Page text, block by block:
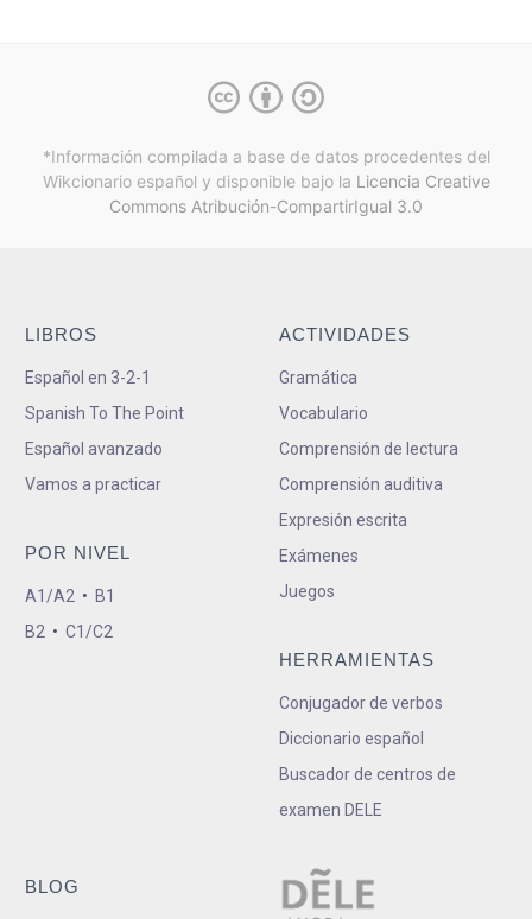
*Información compilada a base de datos procedentes del
Wikcionario español y disponible bajo la Licencia Creative
Commons Atribución-CompartirIgual 3.0
LIBROS
Español en 3-2-1
Spanish To The Point
Español avanzado
Vamos a practicar
POR NIVEL
A1/A2 • B1
B2 • C1/C2
ACTIVIDADES
Gramática
Vocabulario
Comprensión de lectura
Comprensión auditiva
Expresión escrita
Exámenes
Juegos
HERRAMIENTAS
Conjugador de verbos
Diccionario español
Buscador de centros de
examen DELE
BLOG